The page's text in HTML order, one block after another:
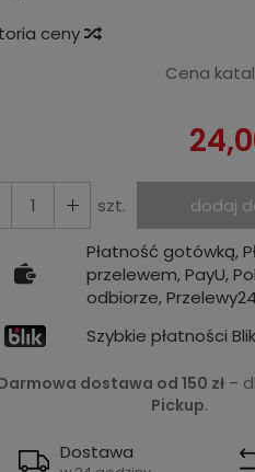
ceny
Cena
szt.
dodaj
Płatność gotówką,
przelewem, PayU,
odbiorze, Przelewy24
Szybkie płatności
dostawa od 150 zł –
Pickup.
Dostawa